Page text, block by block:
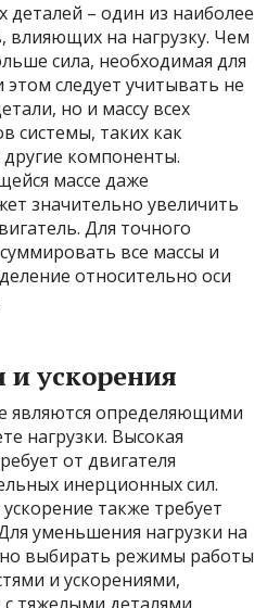
– один из наиболее
влияющих на нагрузку. Чем
сила, необходимая для
следует учитывать не
но и массу всех
системы, таких как
компоненты.
массе даже
значительно увеличить
Для точного
все массы и
относительно оси
и ускорения
являются определяющими
нагрузки. Высокая
от двигателя
инерционных сил.
также требует
уменьшения нагрузки на
выбирать режимы работы
и ускорениями,